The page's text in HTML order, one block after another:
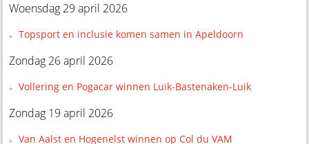
Woensdag 29 april 2026
Topsport en inclusie komen samen in Apeldoorn
Zondag 26 april 2026
Vollering en Pogacar winnen Luik-Bastenaken-Luik
Zondag 19 april 2026
Van Aalst en Hogenelst winnen op Col du VAM